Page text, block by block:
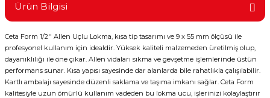
Ürün Bilgisi
Ceta Form 1/2'' Allen Uçlu Lokma, kısa tip tasarımı ve 9 x 55 mm ölçüsü ile
profesyonel kullanım için idealdir. Yüksek kaliteli malzemeden üretilmiş olup,
dayanıklılığı ile öne çıkar. Allen vidaları sıkma ve gevşetme işlemlerinde üstün
performans sunar. Kısa yapısı sayesinde dar alanlarda bile rahatlıkla çalışılabilir.
Kartlı ambalajı sayesinde düzenli saklama ve taşıma imkanı sağlar. Ceta Form
kalitesiyle uzun ömürlü kullanım vadeden bu lokma ucu, işlerinizi kolaylaştırır